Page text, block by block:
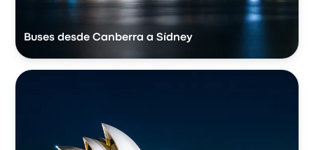
Buses desde Canberra a Sídney